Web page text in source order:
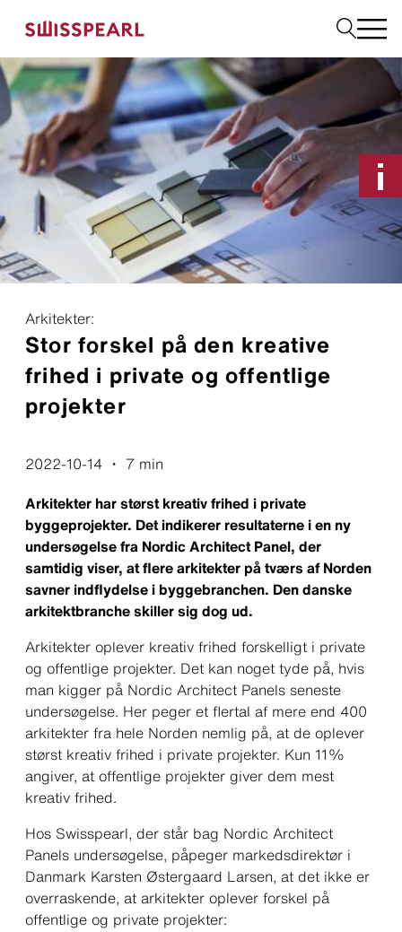
Om os
Inspiration
Bestil en produktprøve
Bæredygtighed
Facade
Tag
Byggeplader
Interiør
Solar
Downloads
Arkitekter:
Stor forskel på den kreative
frihed i private og offentlige
projekter
2022-10-14 ・ 7 min
Arkitekter har størst kreativ frihed i private
byggeprojekter. Det indikerer resultaterne i en ny
undersøgelse fra Nordic Architect Panel, der
samtidig viser, at flere arkitekter på tværs af Norden
savner indflydelse i byggebranchen. Den danske
arkitektbranche skiller sig dog ud.
Arkitekter oplever kreativ frihed forskelligt i private
og offentlige projekter. Det kan noget tyde på, hvis
man kigger på Nordic Architect Panels seneste
undersøgelse. Her peger et flertal af mere end 400
arkitekter fra hele Norden nemlig på, at de oplever
størst kreativ frihed i private projekter. Kun 11%
angiver, at offentlige projekter giver dem mest
kreativ frihed.
Hos Swisspearl, der står bag Nordic Architect
Panels undersøgelse, påpeger markedsdirektør i
Danmark Karsten Østergaard Larsen, at det ikke er
overraskende, at arkitekter oplever forskel på
offentlige og private projekter: